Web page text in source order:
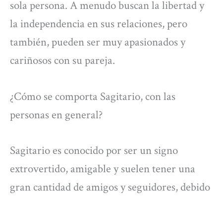
sola persona. A menudo buscan la libertad y
la independencia en sus relaciones, pero
también, pueden ser muy apasionados y
cariñosos con su pareja.
¿Cómo se comporta Sagitario, con las
personas en general?
Sagitario es conocido por ser un signo
extrovertido, amigable y suelen tener una
gran cantidad de amigos y seguidores, debido